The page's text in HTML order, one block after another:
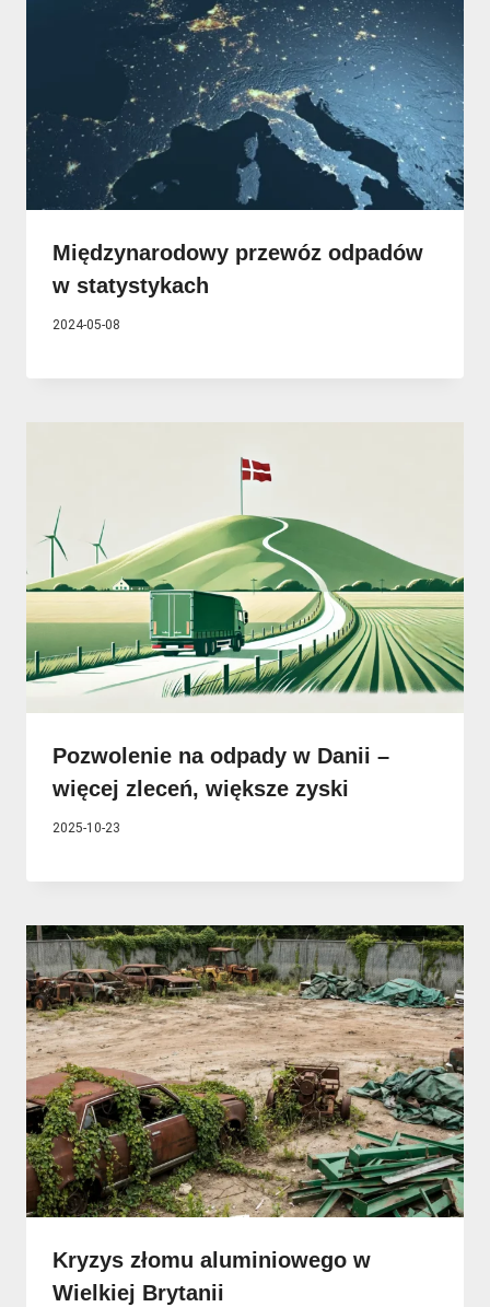
Międzynarodowy przewóz odpadów
w statystykach
2024-05-08
Pozwolenie na odpady w Danii –
więcej zleceń, większe zyski
2025-10-23
Kryzys złomu aluminiowego w
Wielkiej Brytanii